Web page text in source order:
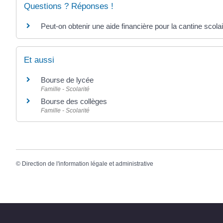
Questions ? Réponses !
Peut-on obtenir une aide financière pour la cantine
Et aussi
Bourse de lycée
Famille - Scolarité
Bourse des collèges
Famille - Scolarité
© Direction de l'information légale et administrative